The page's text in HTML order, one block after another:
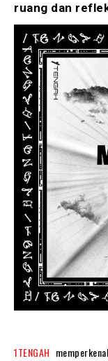
ruang dan
1TENGAH